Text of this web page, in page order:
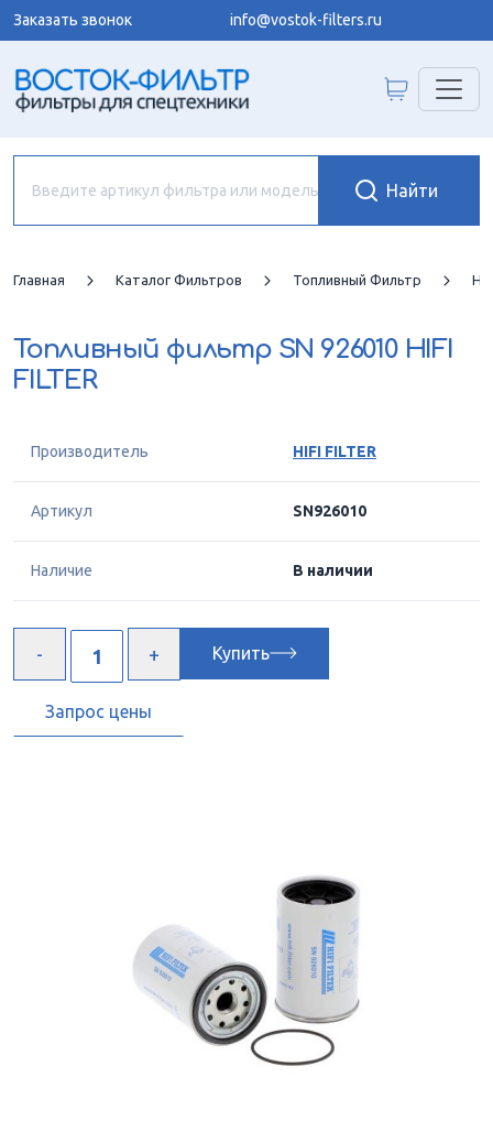
Заказать звонок info@vostok-filters.ru
Главная Каталог Фильтров Топливный Фильтр
Топливный фильтр SN 926010 HIFI
FILTER
Производитель HIFI FILTER
Артикул SN926010
Наличие В наличии
Купить
Запрос цены